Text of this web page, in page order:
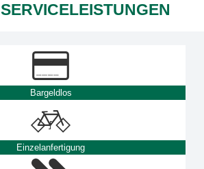
SERVICELEISTUNGEN
Bargeldlos
Einzelanfertigung